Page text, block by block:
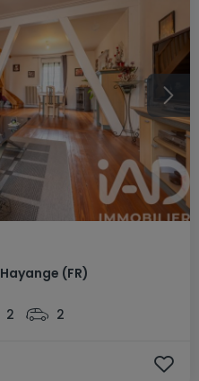
Hayange (FR)
2 2